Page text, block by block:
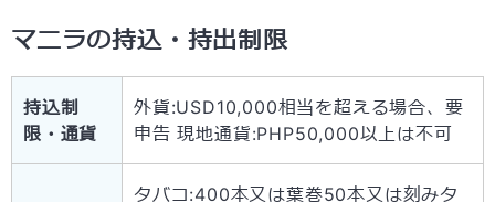
マニラの持込・持出制限
持込制
限・通貨
外貨:USD10,000相当を超える場合、要
申告 現地通貨:PHP50,000以上は不可
タバコ:400本又は葉巻50本又は刻みタ